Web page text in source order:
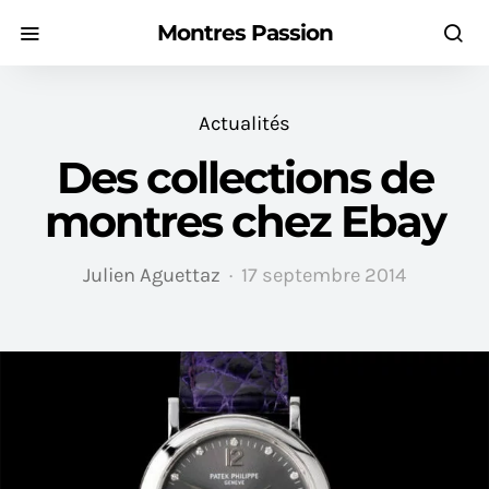
Montres Passion
Actualités
Des collections de
montres chez Ebay
Julien Aguettaz 17 septembre 2014